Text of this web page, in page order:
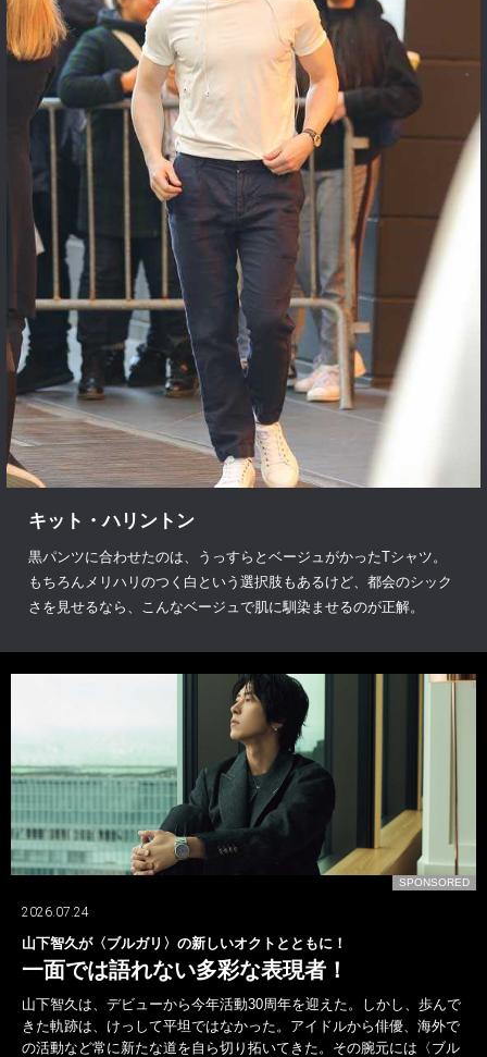
キット・ハリントン
黒パンツに合わせたのは、うっすらとベージュがかったTシャツ。
もちろんメリハリのつく白という選択肢もあるけど、都会のシック
さを見せるなら、こんなベージュで肌に馴染ませるのが正解。
SPONSORED
2026.07.24
山下智久が〈ブルガリ〉の新しいオクトとともに！
一面では語れない多彩な表現者！
山下智久は、デビューから今年活動30周年を迎えた。しかし、歩んで
きた軌跡は、けっして平坦ではなかった。アイドルから俳優、海外で
の活動など常に新たな道を自ら切り拓いてきた。その腕元には〈ブル